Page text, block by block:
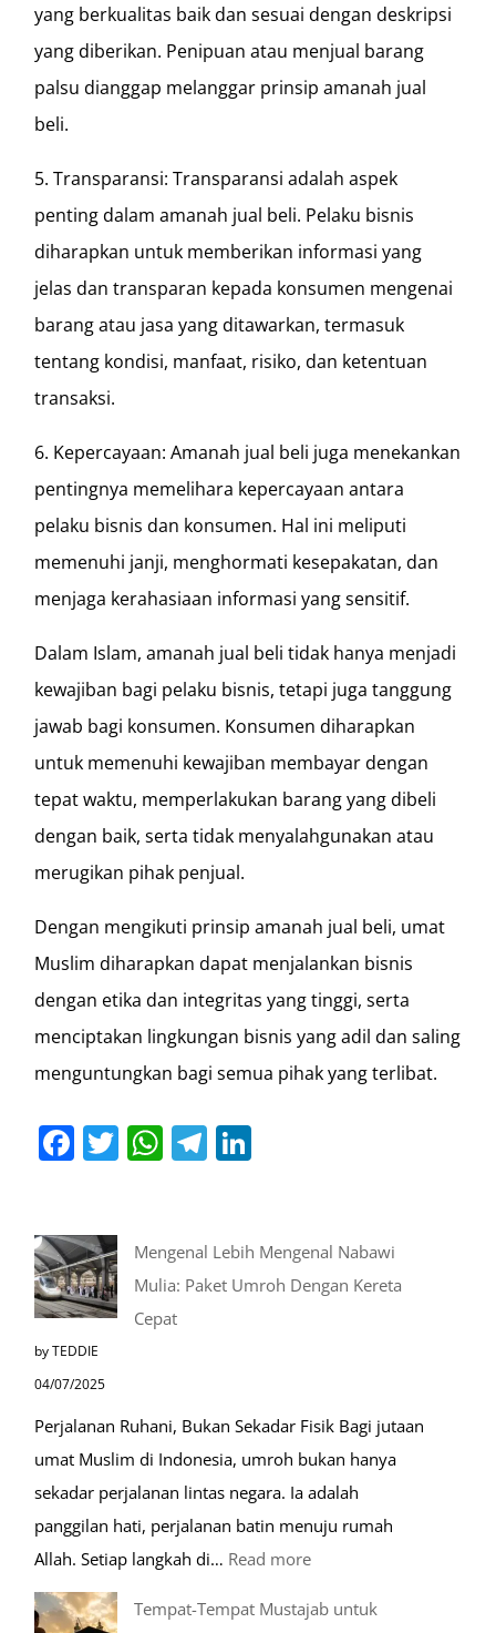
yang berkualitas baik dan sesuai dengan deskripsi
yang diberikan. Penipuan atau menjual barang
palsu dianggap melanggar prinsip amanah jual
beli.
5. Transparansi: Transparansi adalah aspek
penting dalam amanah jual beli. Pelaku bisnis
diharapkan untuk memberikan informasi yang
jelas dan transparan kepada konsumen mengenai
barang atau jasa yang ditawarkan, termasuk
tentang kondisi, manfaat, risiko, dan ketentuan
transaksi.
6. Kepercayaan: Amanah jual beli juga menekankan
pentingnya memelihara kepercayaan antara
pelaku bisnis dan konsumen. Hal ini meliputi
memenuhi janji, menghormati kesepakatan, dan
menjaga kerahasiaan informasi yang sensitif.
Dalam Islam, amanah jual beli tidak hanya menjadi
kewajiban bagi pelaku bisnis, tetapi juga tanggung
jawab bagi konsumen. Konsumen diharapkan
untuk memenuhi kewajiban membayar dengan
tepat waktu, memperlakukan barang yang dibeli
dengan baik, serta tidak menyalahgunakan atau
merugikan pihak penjual.
Dengan mengikuti prinsip amanah jual beli, umat
Muslim diharapkan dapat menjalankan bisnis
dengan etika dan integritas yang tinggi, serta
menciptakan lingkungan bisnis yang adil dan saling
menguntungkan bagi semua pihak yang terlibat.
Facebook
Twitter
WhatsApp
Telegram
Mengenal Lebih Mengenal Nabawi
Mulia: Paket Umroh Dengan Kereta
Cepat
by TEDDIE
04/07/2025
Perjalanan Ruhani, Bukan Sekadar Fisik Bagi jutaan
umat Muslim di Indonesia, umroh bukan hanya
sekadar perjalanan lintas negara. Ia adalah
panggilan hati, perjalanan batin menuju rumah
Allah. Setiap langkah di… Read more:
Tempat-Tempat Mustajab untuk